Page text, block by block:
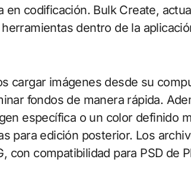
codificación. Bulk Create,
dentro de la
cargar imágenes desde su
fondos de manera rápida.
específica o un color definido
para edición posterior. Los
con compatibilidad para PSD de